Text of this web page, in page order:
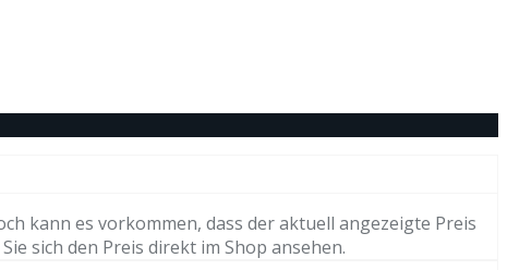
kann es vorkommen, dass der aktuell angezeigte Preis
sich den Preis direkt im Shop ansehen.